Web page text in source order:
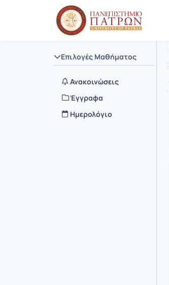
Επιλογές Μαθήματος
Ανακοινώσεις
Έγγραφα
Ημερολόγιο